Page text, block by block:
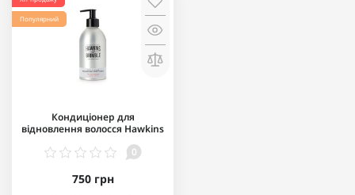
Популярний
Кондиціонер для
відновлення волосся Hawkins
Conditioner 300 мл
0
750 грн